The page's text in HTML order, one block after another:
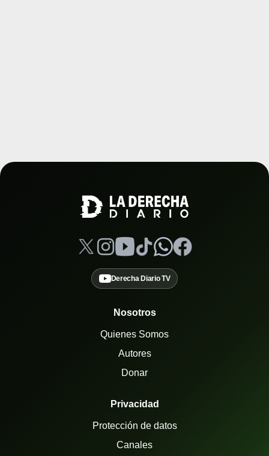
Derecha Diario TV
Nosotros
Quienes Somos
Autores
Donar
Privacidad
Protección de datos
Canales